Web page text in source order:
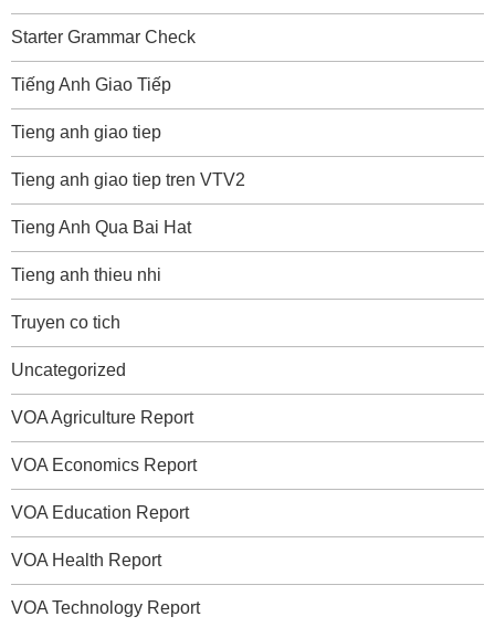
Starter Grammar Check
Tiếng Anh Giao Tiếp
Tieng anh giao tiep
Tieng anh giao tiep tren VTV2
Tieng Anh Qua Bai Hat
Tieng anh thieu nhi
Truyen co tich
Uncategorized
VOA Agriculture Report
VOA Economics Report
VOA Education Report
VOA Health Report
VOA Technology Report